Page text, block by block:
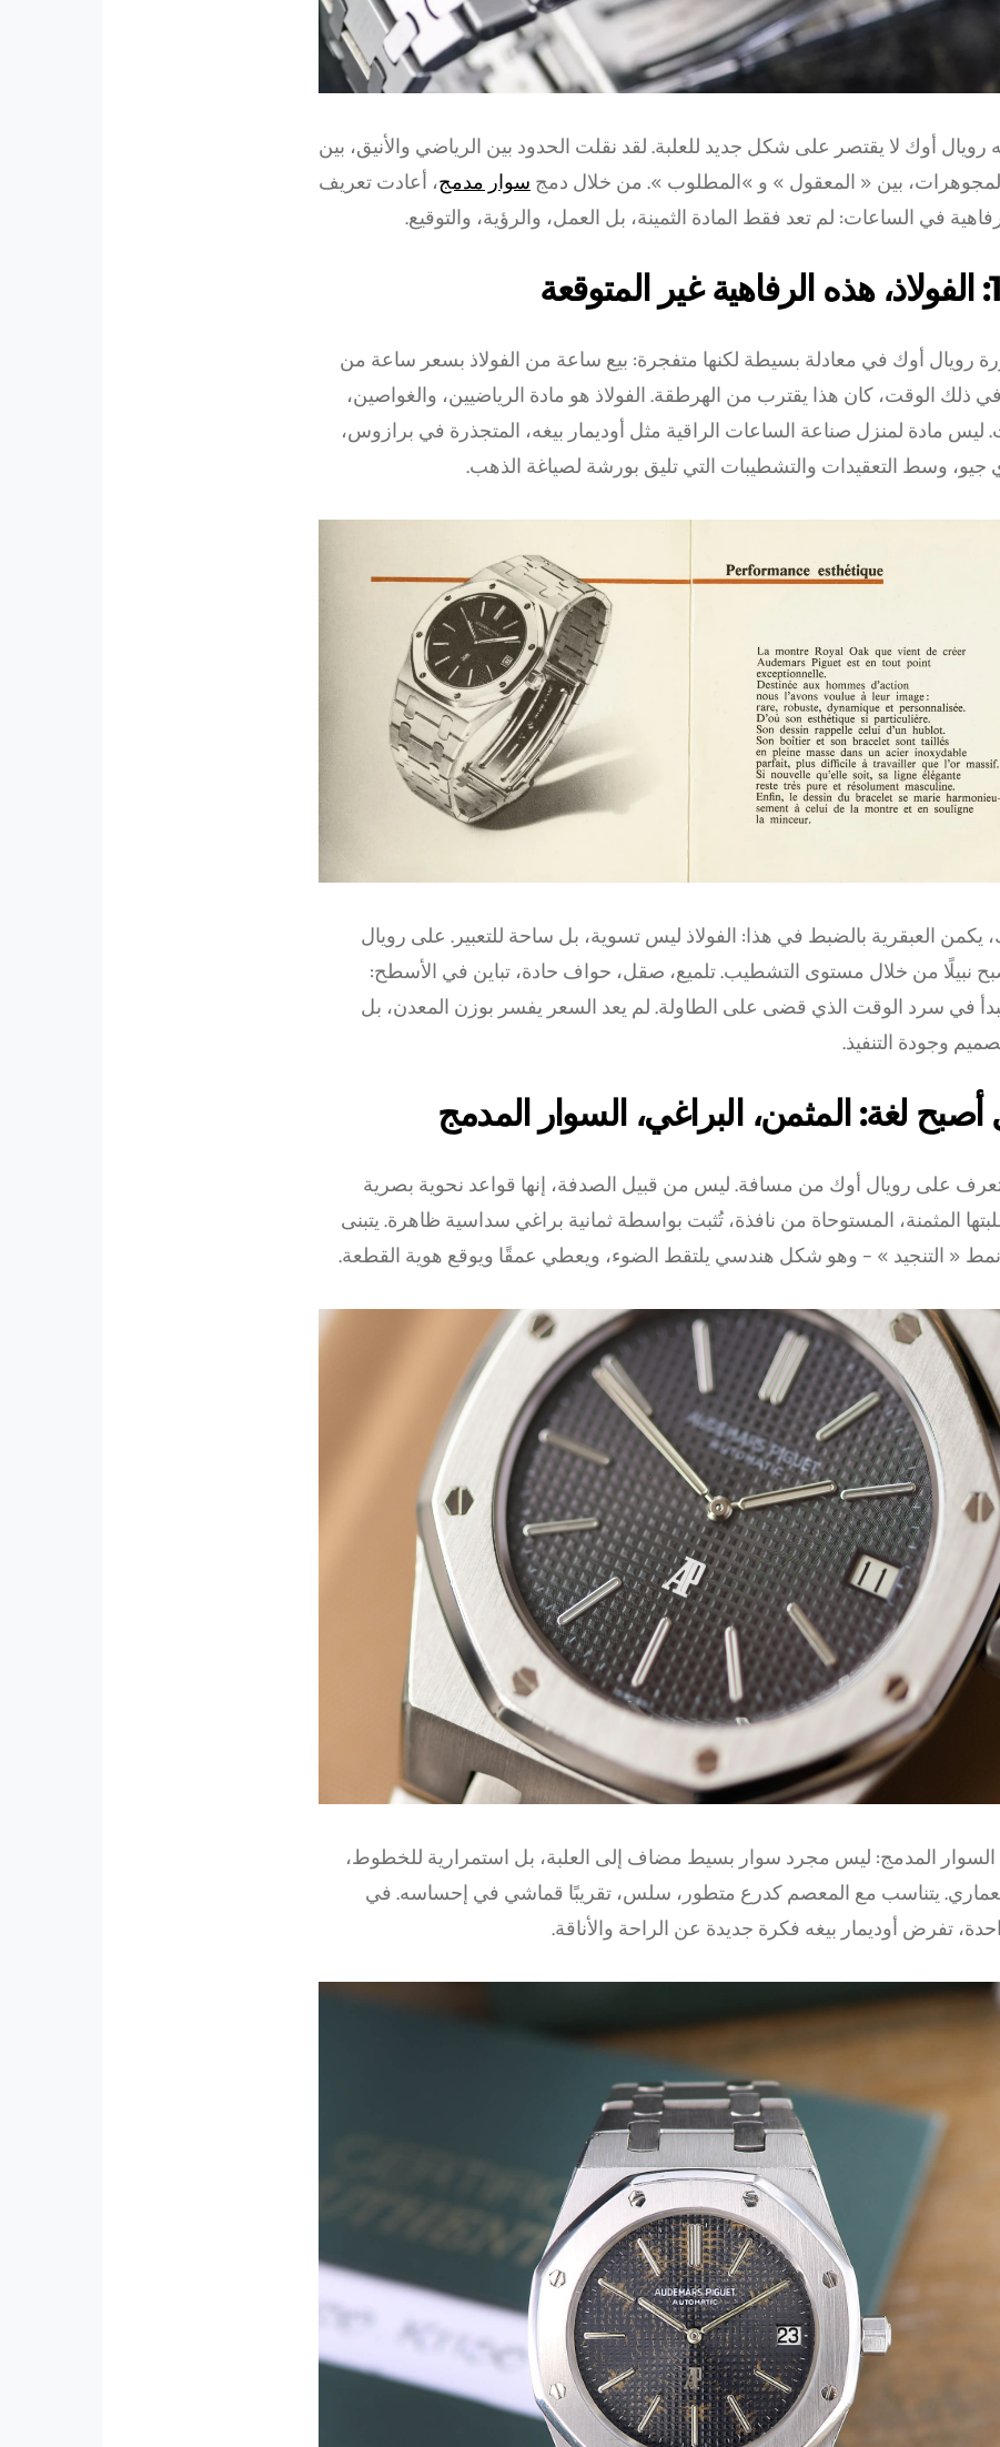
رويال أوك لا يقتصر على شكل جديد للعلبة. لقد نقلت الحدود بين الرياضي والأنيق، بين
بين « المعقول » و »المطلوب ». من خلال دمج سوار مدمج، أعادت تعريف
في الساعات: لم تعد فقط المادة الثمينة، بل العمل، والرؤية، والتوقيع.
رويال أوك في معادلة بسيطة لكنها متفجرة: بيع ساعة من الفولاذ بسعر ساعة من
ذلك الوقت، كان هذا يقترب من الهرطقة. الفولاذ هو مادة الرياضيين، والغواصين،
ليس مادة لمنزل صناعة الساعات الراقية مثل أوديمار بيغه، المتجذرة في برازوس،
جيو، وسط التعقيدات والتشطيبات التي تليق بورشة لصياغة الذهب.
يكمن العبقرية بالضبط في هذا: الفولاذ ليس تسوية، بل ساحة للتعبير. على رويال
نبيلًا من خلال مستوى التشطيب. تلميع، صقل، حواف حادة، تباين في الأسطح:
يبدأ في سرد الوقت الذي قضى على الطاولة. لم يعد السعر يفسر بوزن المعدن، بل
وجودة التنفيذ.
لغة: المثمن، البراغي، السوار المدمج
على رويال أوك من مسافة. ليس من قبيل الصدفة، إنها قواعد نحوية بصرية
المثمنة، المستوحاة من نافذة، تُثبت بواسطة ثمانية براغي سداسية ظاهرة. يتبنى
« التنجيد » – وهو شكل هندسي يلتقط الضوء، ويعطي عمقًا ويوقع هوية القطعة.
السوار المدمج: ليس مجرد سوار بسيط مضاف إلى العلبة، بل استمرارية للخطوط،
يتناسب مع المعصم كدرع متطور، سلس، تقريبًا قماشي في إحساسه. في
تفرض أوديمار بيغه فكرة جديدة عن الراحة والأناقة.